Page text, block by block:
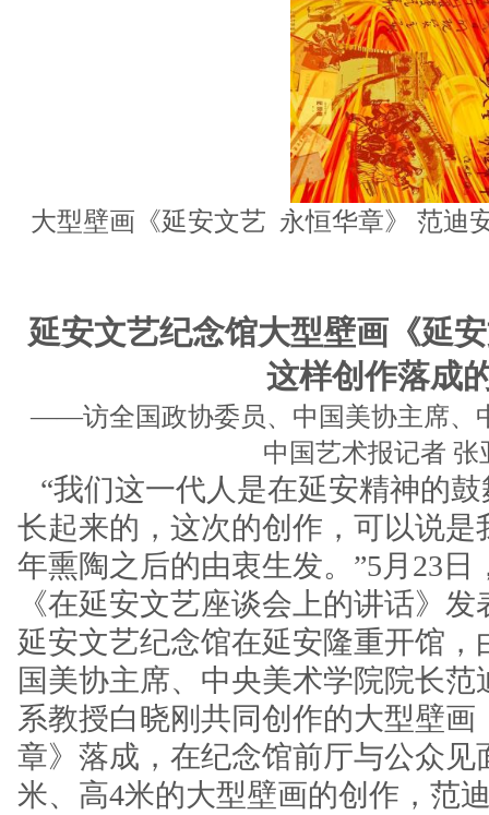
大型壁画《延安文艺 永恒华章》 范迪
延安文艺纪念馆大型壁画《延
这样创作落成
——访全国政协委员、中国美协主席、
中国艺术报记者 张
“我们这一代人是在延安精神的
长起来的，这次的创作，可以说是
年熏陶之后的由衷生发。”5月23
《在延安文艺座谈会上的讲话》
延安文艺纪念馆在延安隆重开馆，
国美协主席、中央美术学院院长
系教授白晓刚共同创作的大型壁
章》落成，在纪念馆前厅与公众见
米、高4米的大型壁画的创作，范